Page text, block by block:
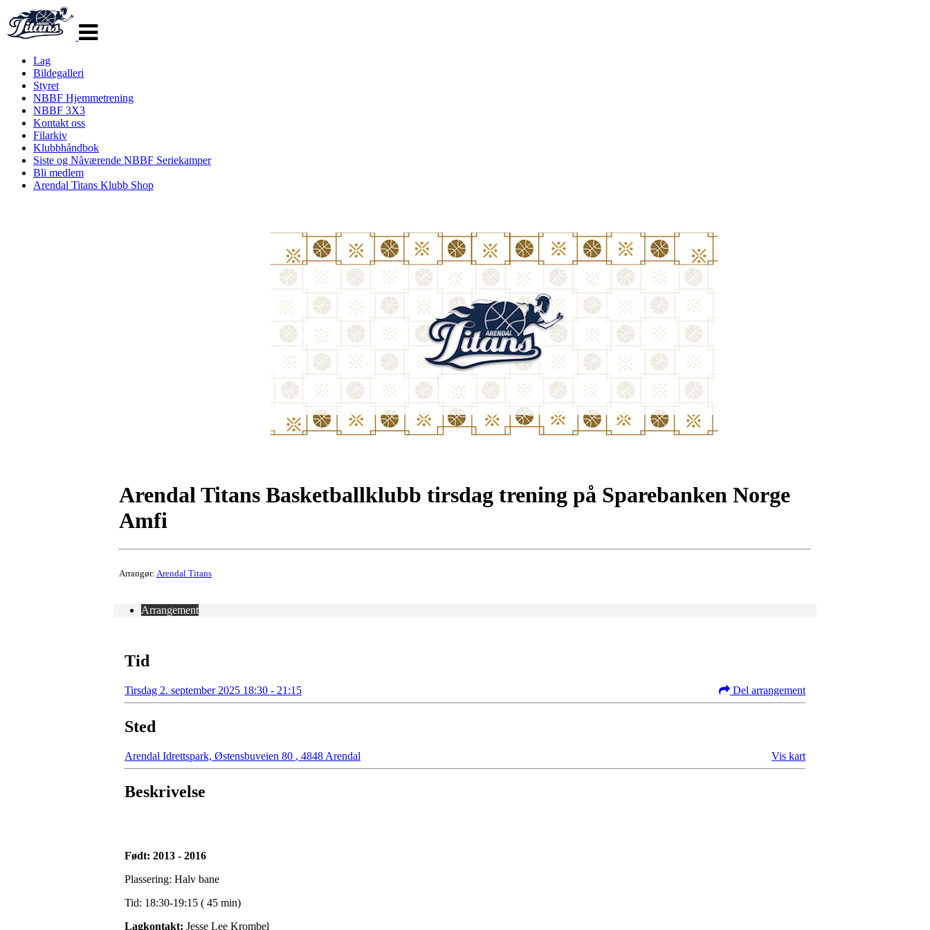
navigasjon
Lag
Bildegalleri
Styret
NBBF Hjemmetrening
NBBF 3X3
Kontakt oss
Filarkiv
Klubbhåndbok
Siste og Nåværende NBBF Seriekamper
Bli medlem
Arendal Titans Klubb Shop
Arendal Titans Basketballklubb tirsdag trening på Sparebanken Norge
Amfi
Arrangør: Arendal Titans
Arrangement
Tid
Tirsdag 2. september 2025 18:30 - 21:15 Del arrangement
Sted
Arendal Idrettspark, Østensbuveien 80 , 4848 Arendal Vis kart
Beskrivelse
Født: 2013 - 2016
Plassering: Halv bane
Tid: 18:30-19:15 ( 45 min)
Lagkontakt: Jesse Lee Krombel